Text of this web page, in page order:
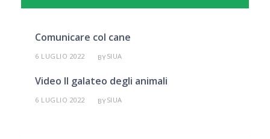
Comunicare col cane
6 LUGLIO 2022 BYSIUA
Video Il galateo degli animali
6 LUGLIO 2022 BYSIUA